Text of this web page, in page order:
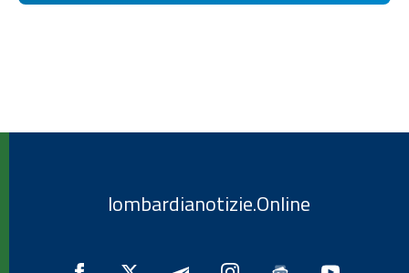
lombardianotizie.Online